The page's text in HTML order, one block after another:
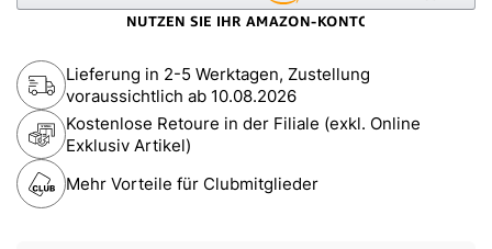
Lieferung in 2-5 Werktagen, Zustellung
voraussichtlich ab 10.08.2026
Kostenlose Retoure in der Filiale (exkl. Online
Exklusiv Artikel)
Mehr Vorteile für Clubmitglieder